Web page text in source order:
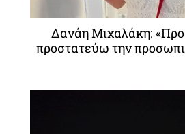
Δανάη Μιχαλάκη:
προστατεύω την